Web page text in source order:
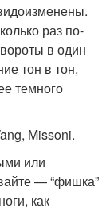
раз по-
в один
тон в тон,
темного
Missoni.
или
— “фишка”
как